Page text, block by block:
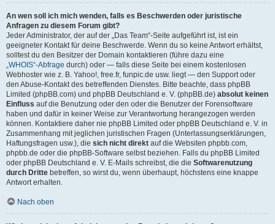
An wen soll ich mich wenden, falls es Beschwerden oder juristische
Anfragen zu diesem Forum gibt?
Jeder Administrator, der auf der „Das Team“-Seite aufgeführt ist, ist ein
geeigneter Kontakt für deine Beschwerde. Wenn du so keine Antwort erhältst,
solltest du den Besitzer der Domain kontaktieren (führe dazu eine
„WHOIS“-Abfrage durch) oder — falls diese Seite bei einem kostenlosen
Webhoster wie z. B. Yahoo!, free.fr, funpic.de usw. liegt — den Support oder
den Abuse-Kontakt des betreffenden Dienstes. Bitte beachte, dass phpBB
Limited (phpBB.com) und phpBB Deutschland e. V. (phpBB.de) absolut keinen
Einfluss auf die Benutzung oder den oder die Benutzer der Forensoftware
haben und dafür in keiner Weise zur Verantwortung herangezogen werden
können. Kontaktiere daher nie phpBB Limited oder phpBB Deutschland e. V. in
Zusammenhang mit jeglichen juristischen Fragen (Unterlassungserklärungen,
Haftungsfragen usw.), die sich nicht direkt auf die Websiten phpbb.com,
phpbb.de oder die phpBB-Software selbst beziehen. Falls du phpBB Limited
oder phpBB Deutschland e. V. E-Mails schreibst, die die Softwarenutzung
durch Dritte betreffen, so wirst du, wenn überhaupt, höchstens eine knappe
Antwort erhalten.
Nach oben